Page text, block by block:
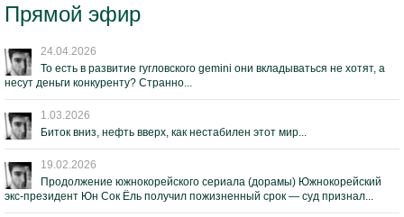
Прямой эфир
24.04.2026
То есть в развитие гугловского gemini они вкладываться не хотят, а
несут деньги конкуренту? Странно...
1.03.2026
Биток вниз, нефть вверх, как нестабилен этот мир...
19.02.2026
Продолжение южнокорейского сериала (дорамы) Южнокорейский
экс-президент Юн Сок Ёль получил пожизненный срок — суд признал...